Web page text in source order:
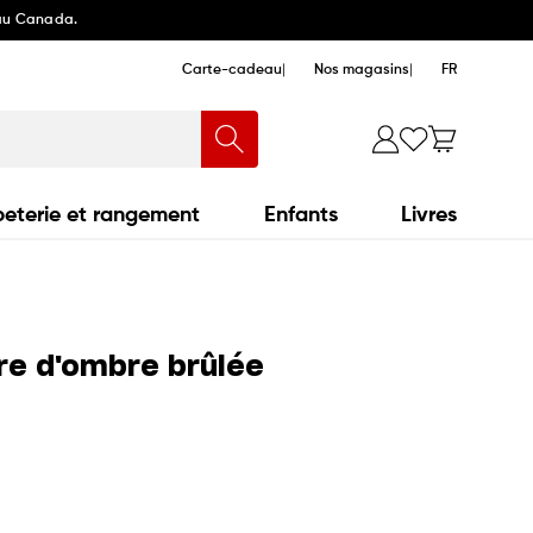
Canada.
Carte-cadeau Nos magasins FR
et rangement Enfants Livres
d'ombre brûlée